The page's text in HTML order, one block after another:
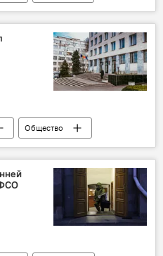
атака
Общество